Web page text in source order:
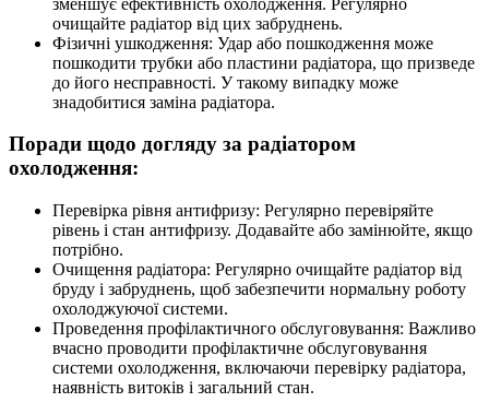
очищайте радіатор від цих забруднень.
Фізичні ушкодження: Удар або пошкодження може
пошкодити трубки або пластини радіатора, що призведе
до його несправності. У такому випадку може
знадобитися заміна радіатора.
Поради щодо догляду за радіатором
охолодження:
Перевірка рівня антифризу: Регулярно перевіряйте
рівень і стан антифризу. Додавайте або замінюйте, якщо
потрібно.
Очищення радіатора: Регулярно очищайте радіатор від
бруду і забруднень, щоб забезпечити нормальну роботу
охолоджуючої системи.
Проведення профілактичного обслуговування: Важливо
вчасно проводити профілактичне обслуговування
системи охолодження, включаючи перевірку радіатора,
наявність витоків і загальний стан.